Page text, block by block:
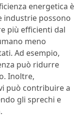
energetica è
industrie possono
più efficienti dal
meno
Ad esempio,
può ridurre
Inoltre,
può contribuire a
gli sprechi e